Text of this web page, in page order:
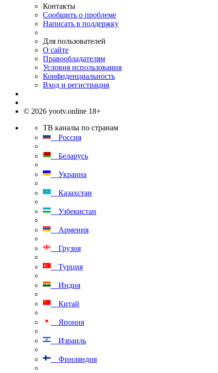
Контакты
Сообщить о проблеме
Написать в поддержку
Для пользователей
О сайте
Правообладателям
Условия использования
Конфиденциальность
Вход и регистрация
© 2026 yootv.online 18+
ТВ каналы по странам
Россия
Беларусь
Украина
Казахстан
Узбекистан
Армения
Грузия
Турция
Индия
Китай
Япония
Израиль
Финляндия